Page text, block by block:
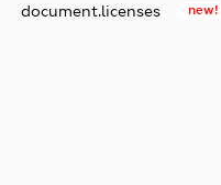
document.licenses new!